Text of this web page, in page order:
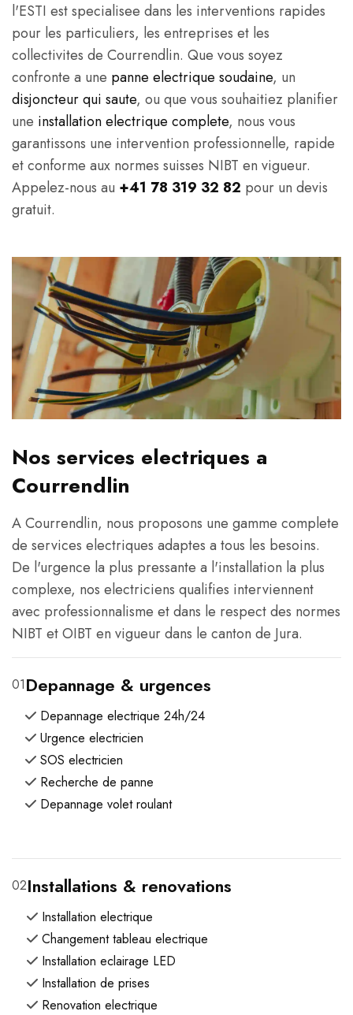
l'ESTI est specialisee dans les interventions rapides
pour les particuliers, les entreprises et les
collectivites de Courrendlin. Que vous soyez
confronte a une panne electrique soudaine, un
disjoncteur qui saute, ou que vous souhaitiez planifier
une installation electrique complete, nous vous
garantissons une intervention professionnelle, rapide
et conforme aux normes suisses NIBT en vigueur.
Appelez-nous au +41 78 319 32 82 pour un devis
gratuit.
Nos services electriques a
Courrendlin
A Courrendlin, nous proposons une gamme complete
de services electriques adaptes a tous les besoins.
De l'urgence la plus pressante a l'installation la plus
complexe, nos electriciens qualifies interviennent
avec professionnalisme et dans le respect des normes
NIBT et OIBT en vigueur dans le canton de Jura.
01Depannage & urgences
Depannage electrique 24h/24
Urgence electricien
SOS electricien
Recherche de panne
Depannage volet roulant
02Installations & renovations
Installation electrique
Changement tableau electrique
Installation eclairage LED
Installation de prises
Renovation electrique